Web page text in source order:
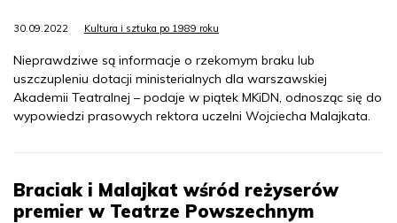
30.09.2022 Kultura i sztuka po 1989 roku
Nieprawdziwe są informacje o rzekomym braku lub
uszczupleniu dotacji ministerialnych dla warszawskiej
Akademii Teatralnej – podaje w piątek MKiDN, odnosząc się do
wypowiedzi prasowych rektora uczelni Wojciecha Malajkata.
Braciak i Malajkat wśród reżyserów
premier w Teatrze Powszechnym